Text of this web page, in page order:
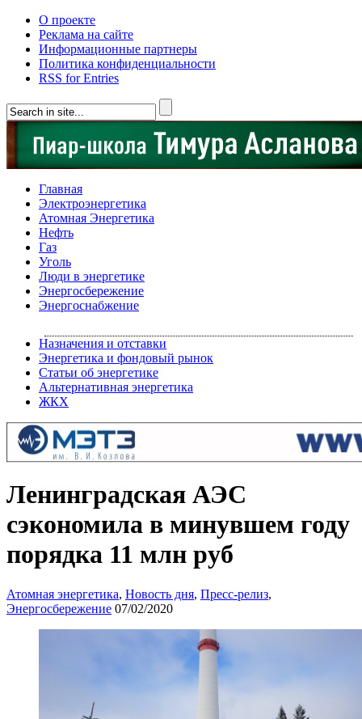
О проекте
Реклама на сайте
Информационные партнеры
Политика конфиденциальности
RSS for Entries
Главная
Электроэнергетика
Атомная Энергетика
Нефть
Газ
Уголь
Люди в энергетике
Энергосбережение
Энергоснабжение
Назначения и отставки
Энергетика и фондовый рынок
Статьи об энергетике
Альтернативная энергетика
ЖКХ
Ленинградская АЭС
сэкономила в минувшем году
порядка 11 млн руб
Атомная энергетика, Новость дня, Пресс-релиз,
Энергосбережение 07/02/2020